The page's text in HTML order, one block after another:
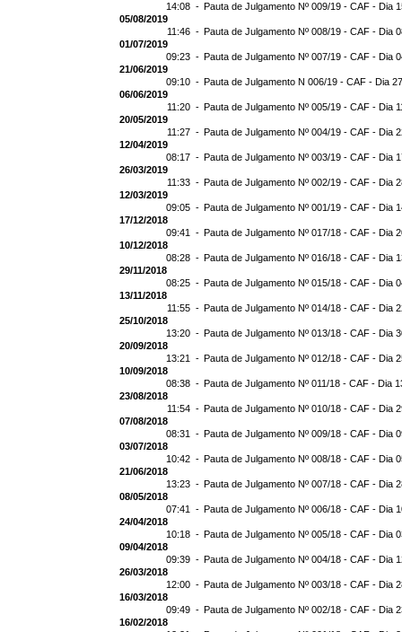
14:08 - Pauta de Julgamento Nº 009/19 - CAF - Dia
05/08/2019
11:46 - Pauta de Julgamento Nº 008/19 - CAF - Dia
01/07/2019
09:23 - Pauta de Julgamento Nº 007/19 - CAF - Dia
21/06/2019
09:10 - Pauta de Julgamento N 006/19 - CAF - Dia
06/06/2019
11:20 - Pauta de Julgamento Nº 005/19 - CAF - Dia
20/05/2019
11:27 - Pauta de Julgamento Nº 004/19 - CAF - Dia
12/04/2019
08:17 - Pauta de Julgamento Nº 003/19 - CAF - Dia
26/03/2019
11:33 - Pauta de Julgamento Nº 002/19 - CAF - Dia
12/03/2019
09:05 - Pauta de Julgamento Nº 001/19 - CAF - Dia
17/12/2018
09:41 - Pauta de Julgamento Nº 017/18 - CAF - Dia
10/12/2018
08:28 - Pauta de Julgamento Nº 016/18 - CAF - Dia
29/11/2018
08:25 - Pauta de Julgamento Nº 015/18 - CAF - Dia
13/11/2018
11:55 - Pauta de Julgamento Nº 014/18 - CAF - Dia
25/10/2018
13:20 - Pauta de Julgamento Nº 013/18 - CAF - Dia
20/09/2018
13:21 - Pauta de Julgamento Nº 012/18 - CAF - Dia
10/09/2018
08:38 - Pauta de Julgamento Nº 011/18 - CAF - Dia
23/08/2018
11:54 - Pauta de Julgamento Nº 010/18 - CAF - Dia
07/08/2018
08:31 - Pauta de Julgamento Nº 009/18 - CAF - Dia
03/07/2018
10:42 - Pauta de Julgamento Nº 008/18 - CAF - Dia
21/06/2018
13:23 - Pauta de Julgamento Nº 007/18 - CAF - Dia
08/05/2018
07:41 - Pauta de Julgamento Nº 006/18 - CAF - Dia
24/04/2018
10:18 - Pauta de Julgamento Nº 005/18 - CAF - Dia
09/04/2018
09:39 - Pauta de Julgamento Nº 004/18 - CAF - Dia
26/03/2018
12:00 - Pauta de Julgamento Nº 003/18 - CAF - Dia
16/03/2018
09:49 - Pauta de Julgamento Nº 002/18 - CAF - Dia
16/02/2018